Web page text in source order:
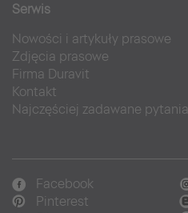
Serwis
Nowości i artykuły prasowe
Zdjęcia prasowe
Firma Duravit
Kontakt
Najczęściej zadawane pytania
Facebook
Pinterest